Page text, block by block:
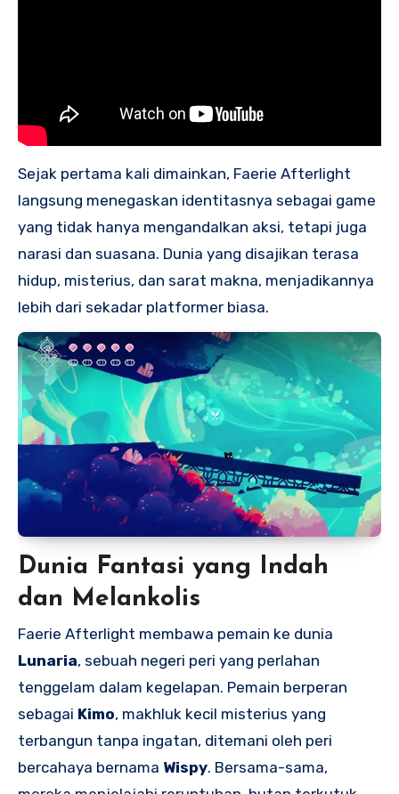
Sejak pertama kali dimainkan, Faerie Afterlight
langsung menegaskan identitasnya sebagai game
yang tidak hanya mengandalkan aksi, tetapi juga
narasi dan suasana. Dunia yang disajikan terasa
hidup, misterius, dan sarat makna, menjadikannya
lebih dari sekadar platformer biasa.
Dunia Fantasi yang Indah
dan Melankolis
Faerie Afterlight membawa pemain ke dunia
Lunaria, sebuah negeri peri yang perlahan
tenggelam dalam kegelapan. Pemain berperan
sebagai Kimo, makhluk kecil misterius yang
terbangun tanpa ingatan, ditemani oleh peri
bercahaya bernama Wispy. Bersama-sama,